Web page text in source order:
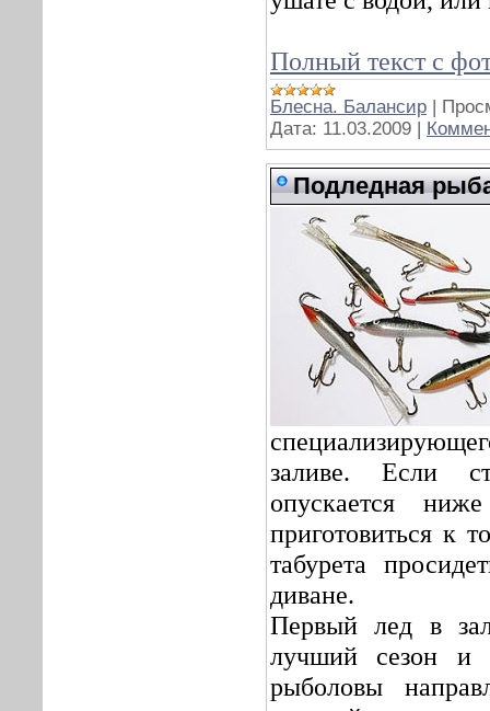
Полный текст с
Блесна. Балансир |
Дата: 11.03.2009 |
Подледная
заливе. Если
опускается
приготовиться к
табурета
диване.
Первый лед в
лучший сезон и
рыболовы